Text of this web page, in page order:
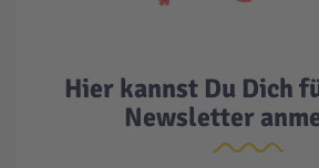
Hier kannst Du Dich
Newsletter